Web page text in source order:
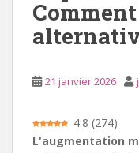
21 janvier 2026
4.8 (274)
L'augmentation